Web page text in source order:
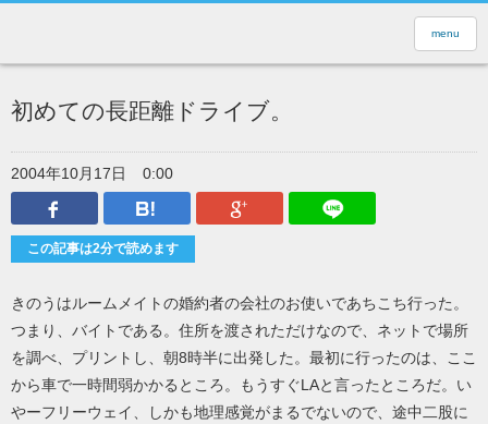
menu
初めての長距離ドライブ。
2004年10月17日
0:00
Facebook
はてなブックマークGoogle Plus
この記事は2分で読めます
きのうはルームメイトの婚約者の会社のお使いであちこち行った。
つまり、バイトである。住所を渡されただけなので、ネットで場所
を調べ、プリントし、朝8時半に出発した。最初に行ったのは、ここ
から車で一時間弱かかるところ。もうすぐLAと言ったところだ。い
やーフリーウェイ、しかも地理感覚がまるでないので、途中二股に